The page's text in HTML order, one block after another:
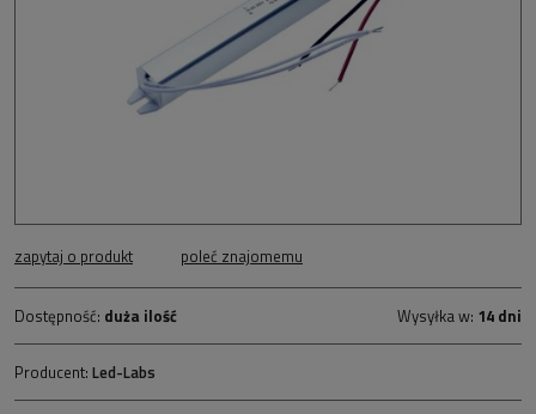
zapytaj o produkt poleć znajomemu
Dostępność: duża ilość Wysyłka w: 14 dni
Producent: Led-Labs